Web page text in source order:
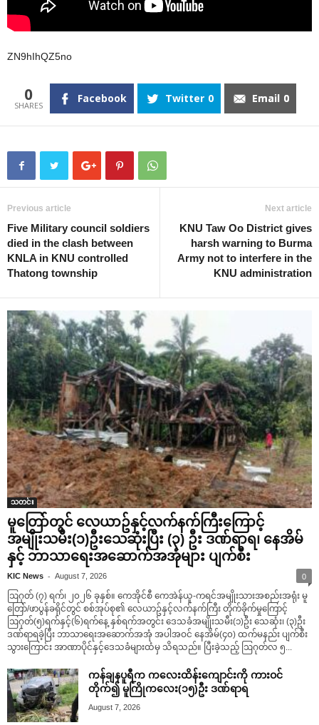
ZN9hIhQZ5no
0 Facebook Twitter 0 Email 0
Previous article
Five Military council soldiers
died in the clash between
KNLA in KNU controlled
Thatong township
Next article
KNU Taw Oo District gives
harsh warning to Burma
Army not to interfere in the
KNU administration
သတင်း
မူတြော်တွင် လေယာဥ်နှင့်လက်နက်ကြီးကြောင့်
အမျိုးသမီး(၁)ဦးသေဆုံးပြီး (၃) ဦး ဒဏ်ရာရ၊ နေအိမ်
နှင့် ဘာသာရေးအဆောက်အအုံများ ပျက်စီး
KIC News - August 7, 2026 0
ဩဂုတ် (၇) ရက်၊ ၂၀၂၆ ခုနှစ်။ ကေအိုင်စီ ကေအဲန်ယူ-ကရင်အမျိုးသားအစည်းအရုံး မူ
တြော်/ဖာပွန်ခရိုင်တွင် စစ်အုပ်စု၏ လေယာဥ်နှင့်လက်နက်ကြီး တိုက်ခိုက်မှုကြောင့်
ဩဂုတ်(၅)ရက်နှင့်(၆)ရက်နေ့ နှစ်ရက်အတွင်း ဒေသခံအမျိုးသမီး(၁)ဦး သေဆုံး၊ (၃)ဦး
ဒဏ်ရာရခဲ့ပြီး ဘာသာရေးအဆောက်အအုံ အပါအဝင် နေအိမ်(၄၀) ထက်မနည်း ပျက်စီး
သွားကြောင်း အာဏာပိုင်နှင့်ဒေသခံများထံမှ သိရသည်။ ပြီးခဲ့သည့် ဩဂုတ်လ ၅...
ကန်ချနပူရီက ကလေးထိန်းကျောင်းကို ကားဝင်
တိုက်၍ မူကြိုကလေး(၁၅)ဦး ဒဏ်ရာရ
August 7, 2026